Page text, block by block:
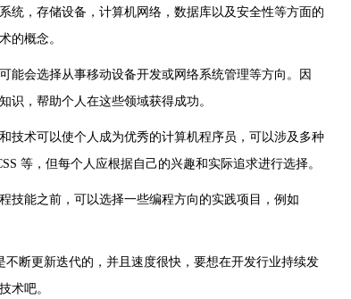
，存储设备，计算机网络，数据库以及安全性等方面的
的概念。
会选择从事移动设备开发或网络系统管理等方向。因
识，帮助个人在这些领域获得成功。
术可以使个人成为优秀的计算机程序员，可以涉及多种
等，但每个人应根据自己的兴趣和实际追求进行选择。
能之前，可以选择一些编程方向的实践项目，例如
断更新迭代的，并且速度很快，要想在开发行业持续发
术吧。